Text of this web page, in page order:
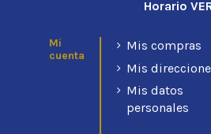
Horario
Mi
cuenta
Mis compras
Mis
Mis datos
personales